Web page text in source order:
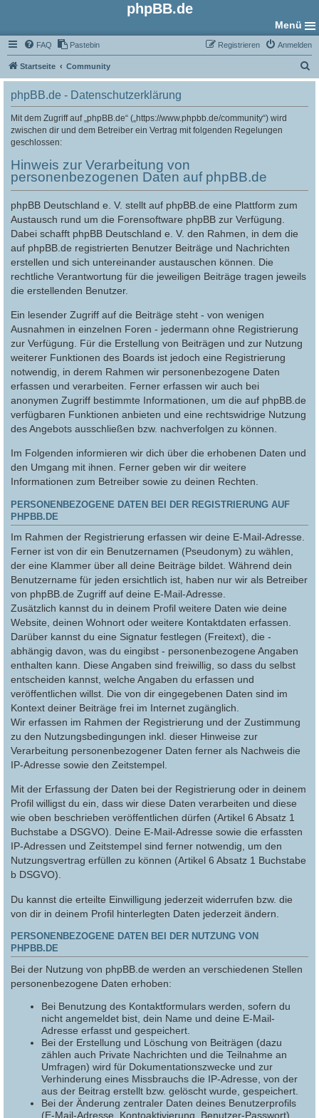
phpBB.de
Menü
FAQ Pastebin Anmelden
Registrieren
Startseite Community
u
phpBB.de - Datenschutzerklärung
Mit dem Zugriff auf „phpBB.de“ („https://www.phpbb.de/community“) wird
zwischen dir und dem Betreiber ein Vertrag mit folgenden Regelungen
geschlossen:
Hinweis zur Verarbeitung von
personenbezogenen Daten auf phpBB.de
phpBB Deutschland e. V. stellt auf phpBB.de eine Plattform zum
Austausch rund um die Forensoftware phpBB zur Verfügung.
Dabei schafft phpBB Deutschland e. V. den Rahmen, in dem die
auf phpBB.de registrierten Benutzer Beiträge und Nachrichten
erstellen und sich untereinander austauschen können. Die
rechtliche Verantwortung für die jeweiligen Beiträge tragen jeweils
die erstellenden Benutzer.
Ein lesender Zugriff auf die Beiträge steht - von wenigen
Ausnahmen in einzelnen Foren - jedermann ohne Registrierung
zur Verfügung. Für die Erstellung von Beiträgen und zur Nutzung
weiterer Funktionen des Boards ist jedoch eine Registrierung
notwendig, in derem Rahmen wir personenbezogene Daten
erfassen und verarbeiten. Ferner erfassen wir auch bei
anonymen Zugriff bestimmte Informationen, um die auf phpBB.de
verfügbaren Funktionen anbieten und eine rechtswidrige Nutzung
des Angebots ausschließen bzw. nachverfolgen zu können.
Im Folgenden informieren wir dich über die erhobenen Daten und
den Umgang mit ihnen. Ferner geben wir dir weitere
Informationen zum Betreiber sowie zu deinen Rechten.
PERSONENBEZOGENE DATEN BEI DER REGISTRIERUNG AUF
PHPBB.DE
Im Rahmen der Registrierung erfassen wir deine E-Mail-Adresse.
Ferner ist von dir ein Benutzernamen (Pseudonym) zu wählen,
der eine Klammer über all deine Beiträge bildet. Während dein
Benutzername für jeden ersichtlich ist, haben nur wir als Betreiber
von phpBB.de Zugriff auf deine E-Mail-Adresse.
Zusätzlich kannst du in deinem Profil weitere Daten wie deine
Website, deinen Wohnort oder weitere Kontaktdaten erfassen.
Darüber kannst du eine Signatur festlegen (Freitext), die -
abhängig davon, was du eingibst - personenbezogene Angaben
enthalten kann. Diese Angaben sind freiwillig, so dass du selbst
entscheiden kannst, welche Angaben du erfassen und
veröffentlichen willst. Die von dir eingegebenen Daten sind im
Kontext deiner Beiträge frei im Internet zugänglich.
Wir erfassen im Rahmen der Registrierung und der Zustimmung
zu den Nutzungsbedingungen inkl. dieser Hinweise zur
Verarbeitung personenbezogener Daten ferner als Nachweis die
IP-Adresse sowie den Zeitstempel.
Mit der Erfassung der Daten bei der Registrierung oder in deinem
Profil willigst du ein, dass wir diese Daten verarbeiten und diese
wie oben beschrieben veröffentlichen dürfen (Artikel 6 Absatz 1
Buchstabe a DSGVO). Deine E-Mail-Adresse sowie die erfassten
IP-Adressen und Zeitstempel sind ferner notwendig, um den
Nutzungsvertrag erfüllen zu können (Artikel 6 Absatz 1 Buchstabe
b DSGVO).
Du kannst die erteilte Einwilligung jederzeit widerrufen bzw. die
von dir in deinem Profil hinterlegten Daten jederzeit ändern.
PERSONENBEZOGENE DATEN BEI DER NUTZUNG VON
PHPBB.DE
Bei der Nutzung von phpBB.de werden an verschiedenen Stellen
personenbezogene Daten erhoben:
Bei Benutzung des Kontaktformulars werden, sofern du
nicht angemeldet bist, dein Name und deine E-Mail-
Adresse erfasst und gespeichert.
Bei der Erstellung und Löschung von Beiträgen (dazu
zählen auch Private Nachrichten und die Teilnahme an
Umfragen) wird für Dokumentationszwecke und zur
Verhinderung eines Missbrauchs die IP-Adresse, von der
aus der Beitrag erstellt bzw. gelöscht wurde, gespeichert.
Bei der Änderung zentraler Daten deines Benutzerprofils
(E-Mail-Adresse, Kontoaktivierung, Benutzer-Passwort)